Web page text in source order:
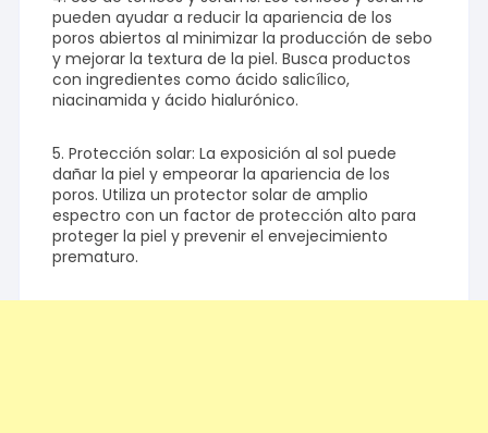
pueden ayudar a reducir la apariencia de los
poros abiertos al minimizar la producción de sebo
y mejorar la textura de la piel. Busca productos
con ingredientes como ácido salicílico,
niacinamida y ácido hialurónico.
5. Protección solar: La exposición al sol puede
dañar la piel y empeorar la apariencia de los
poros. Utiliza un protector solar de amplio
espectro con un factor de protección alto para
proteger la piel y prevenir el envejecimiento
prematuro.